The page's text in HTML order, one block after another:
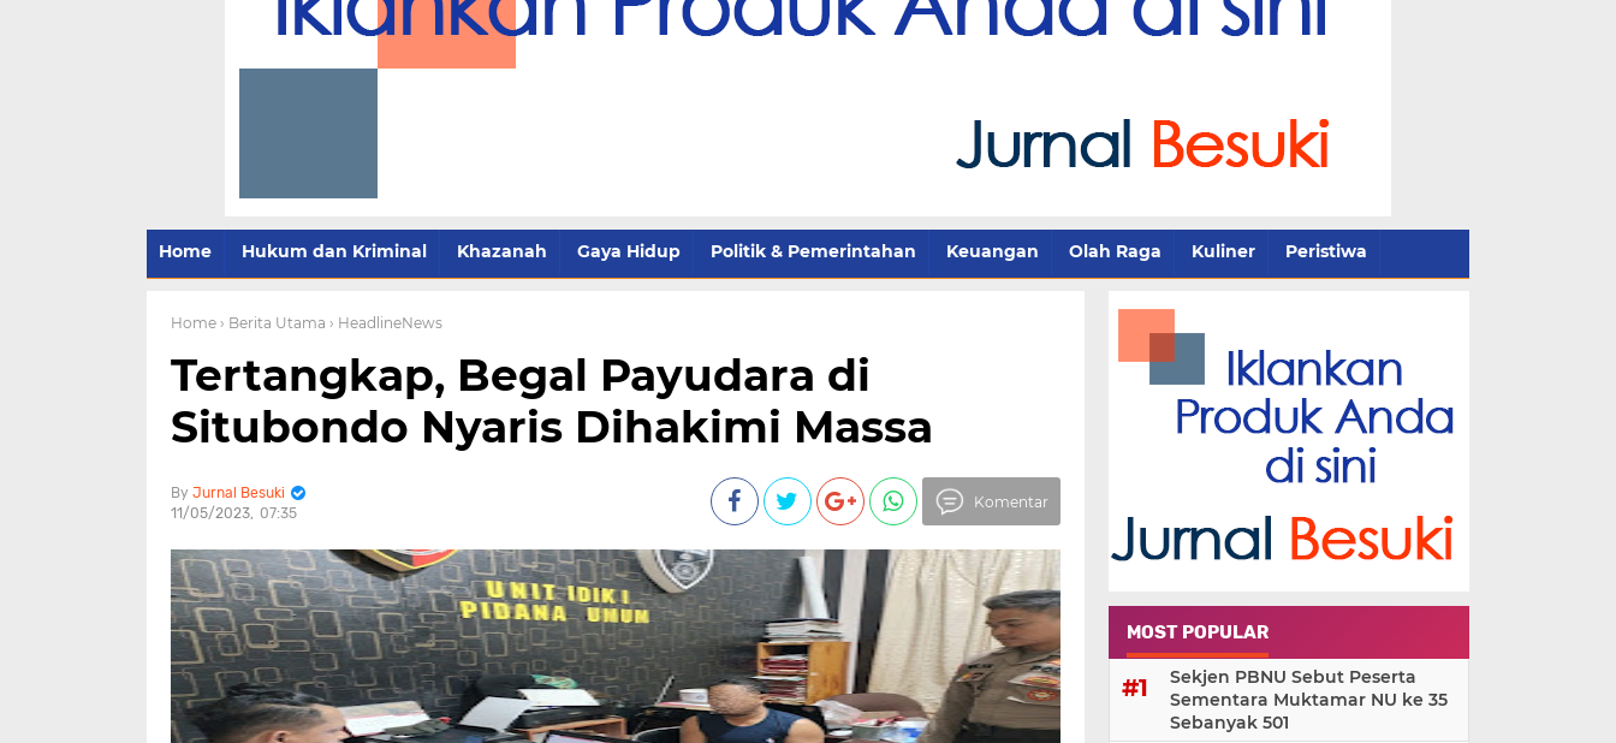
Home Hukum dan Kriminal Khazanah Gaya Hidup Politik & Pemerintahan Keuangan Olah Raga Kuliner Peristiwa
Home › Berita Utama › HeadlineNews
Tertangkap, Begal Payudara di
Situbondo Nyaris Dihakimi Massa
Jurnal Besuki
11/05/2023 07:35
Komentar
MOST POPULAR
Sekjen PBNU Sebut Peserta
Sementara Muktamar NU ke 35
Sebanyak 501